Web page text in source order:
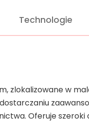
Technologie
zlokalizowane w
Oferuje